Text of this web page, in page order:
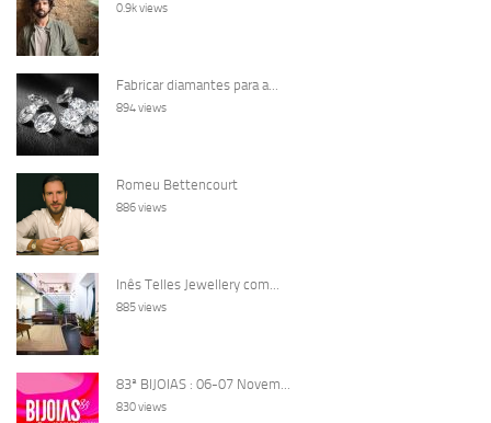
0.9k views
Fabricar diamantes para a...
894 views
Romeu Bettencourt
886 views
Inês Telles Jewellery com...
885 views
83ª BIJOIAS : 06-07 Novem...
830 views